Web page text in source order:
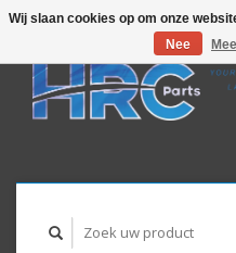
Wij slaan cookies op om onze
Nee